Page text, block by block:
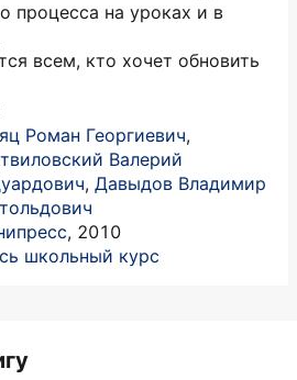
процесса на уроках и в
всем, кто хочет обновить
Роман Георгиевич,
Валерий
, Давыдов Владимир
, 2010
школьный курс